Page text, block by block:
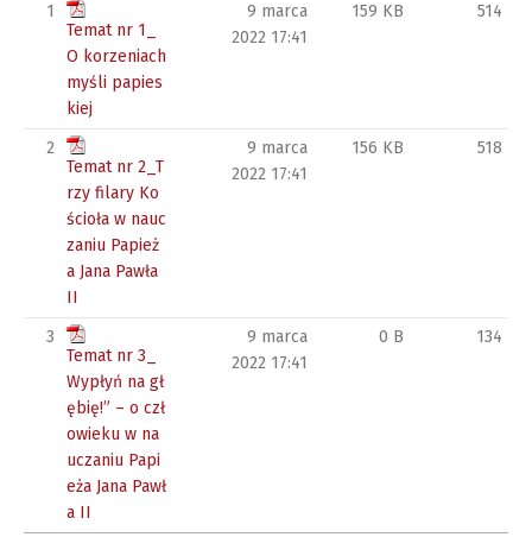
1
Temat nr 1_
O korzeniach
myśli papies
kiej
9 marca
2022 17:41
159 KB 514
2
Temat nr 2_T
rzy filary Ko
ścioła w nauc
zaniu Papież
a Jana Pawła
II
9 marca
2022 17:41
156 KB 518
3
Temat nr 3_
Wypłyń na gł
ębię!” – o czł
owieku w na
uczaniu Papi
eża Jana Pawł
a II
9 marca
2022 17:41
0 B 134